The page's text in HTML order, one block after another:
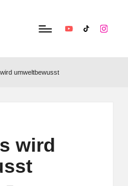
YouTubeTikTok
umweltbewusst
wird